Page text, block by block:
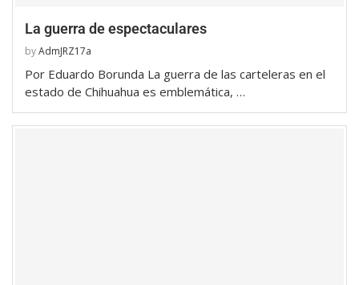
La guerra de espectaculares
byAdmJRZ17a
Por Eduardo Borunda La guerra de las carteleras en el
estado de Chihuahua es emblemática, …